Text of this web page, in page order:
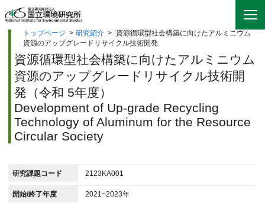
トップページ > 研究紹介 > 資源循環型社会構築に向けたアルミニウム
資源のアップグレードリサイクル技術開発
資源循環型社会構築に向けたアルミニウム
資源のアップグレードリサイクル技術開
発（令和 5年度）
Development of Up-grade Recycling
Technology of Aluminum for the Resource
Circular Society
研究課題コード 2123KA001
開始/終了年度 2021~2023年